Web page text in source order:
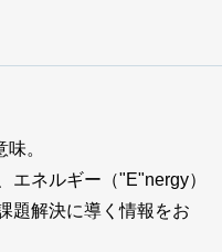
。
ネルギー（"E"nergy）
題解決に導く情報をお